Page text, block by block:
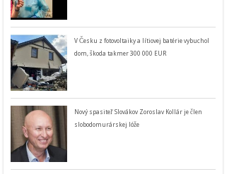
V Česku z fotovoltaiky a lítiovej batérie vybuchol
dom, škoda takmer 300 000 EUR
Nový spasiteľ Slovákov Zoroslav Kollár je člen
slobodomurárskej lóže